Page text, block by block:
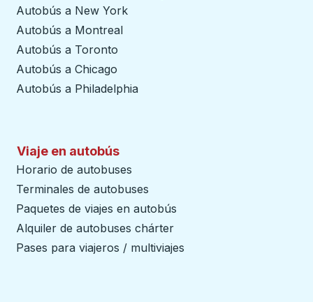
Autobús a New York
Autobús a Montreal
Autobús a Toronto
Autobús a Chicago
Autobús a Philadelphia
Viaje en autobús
Horario de autobuses
Terminales de autobuses
Paquetes de viajes en autobús
Alquiler de autobuses chárter
Pases para viajeros / multiviajes